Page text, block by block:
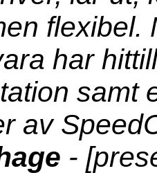
flexibel.
har
samt
av
-